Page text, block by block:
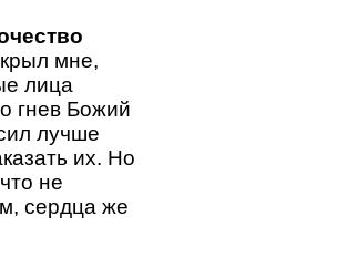
мне,
лица
гнев Божий
лучше
их. Но
не
сердца же